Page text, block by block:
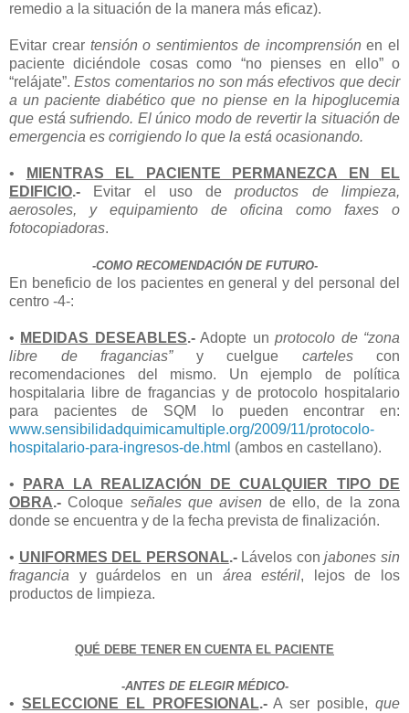
remedio a la situación de la manera más eficaz).
Evitar crear tensión o sentimientos de incomprensión en el
paciente diciéndole cosas como “no pienses en ello” o
“relájate”.Estos comentarios no son más efectivos que decir
a un paciente diabético que no piense en la hipoglucemia
que está sufriendo. El único modo de revertir la situación de
emergencia es corrigiendo lo que la está ocasionando.
•
MIENTRAS EL PACIENTE PERMANEZCA EN EL
EDIFICIO.- Evitar el uso deproductos de limpieza,
aerosoles, y equipamiento de oficina como faxes o
fotocopiadoras.
-COMO RECOMENDACIÓN DE FUTURO-
En beneficio de los pacientes en general y del personal del
centro -4-:
• MEDIDAS DESEABLES.-Adopte unprotocolo de “zona
libre de fragancias”y cuelgue cartelescon
recomendaciones del mismo. Un ejemplo de política
hospitalaria libre de fragancias y de protocolo hospitalario
para pacientes de SQM lo pueden encontrar en:
www.sensibilidadquimicamultiple.org/2009/11/protocolo-
hospitalario-para-ingresos-de.html (ambos en castellano).
•
PARA LA REALIZACIÓN DE CUALQUIER TIPO DE
OBRA.- Coloque señales que avisen de ello, de la zona
donde se encuentra y de la fecha prevista de finalización.
• UNIFORMES DEL PERSONAL.-Lávelos conjabones sin
fragancia y guárdelos en un área estéril, lejos de los
productos de limpieza.
QUÉ DEBE TENER EN CUENTA EL PACIENTE
-ANTES DE ELEGIR MÉDICO-
• SELECCIONE EL PROFESIONAL.-A ser posible,que